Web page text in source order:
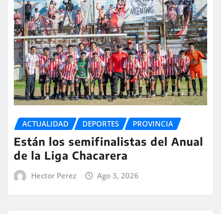
ACTUALIDAD DEPORTES PROVINCIA
Están los semifinalistas del Anual
de la Liga Chacarera
Hector Perez Ago 3, 2026